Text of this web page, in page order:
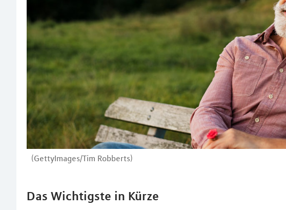
(GettyImages/Tim Robberts)
Das Wichtigste in Kürze